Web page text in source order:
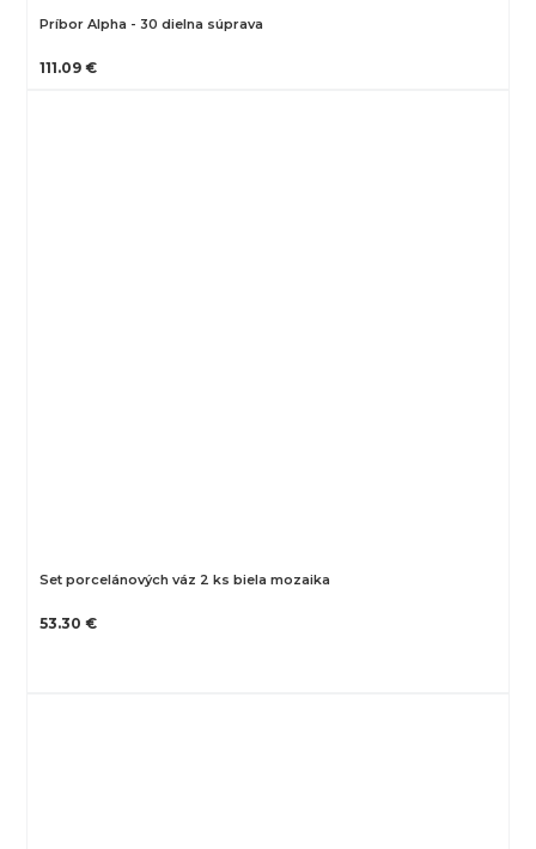
Príbor Alpha - 30 dielna súprava
111.09 €
Set porcelánových váz 2 ks biela mozaika
53.30 €